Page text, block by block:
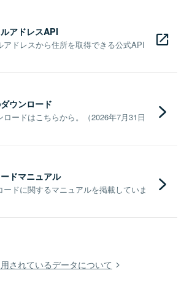
アドレスAPI
アドレスから住所を取得できる公式API
ウンロード
ードはこちらから。（2026年7月31日
ドマニュアル
ドに関するマニュアルを掲載していま
されているデータについて